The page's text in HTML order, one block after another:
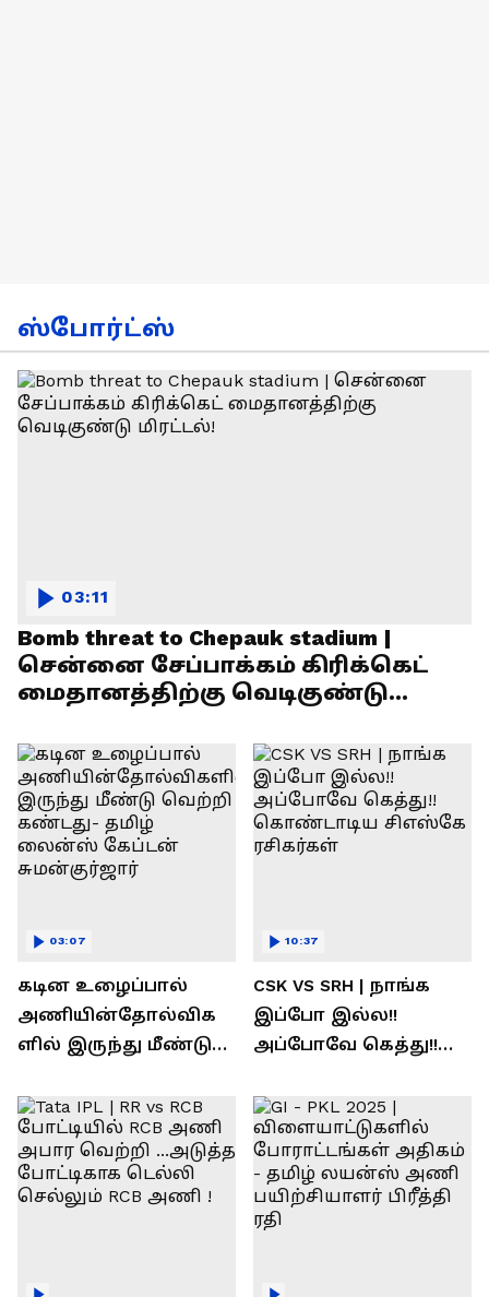
ஸ்போர்ட்ஸ்
Bomb threat to Chepauk stadium |
சென்னை சேப்பாக்கம் கிரிக்கெட்
மைதானத்திற்கு வெடிகுண்டு
03:11
கடின உழைப்பால்
அணியின்தோல்விக
ளில் இருந்து மீண்டு
தமிழ் லைன்ஸ்
கேப்டன் சுமன்குர்ஜார்
03:07
CSK VS SRH | நாங்க
இப்போ இல்ல!!
அப்போவே கெத்து!!
சிஎஸ்கே ரசிகர்கள்
10:37